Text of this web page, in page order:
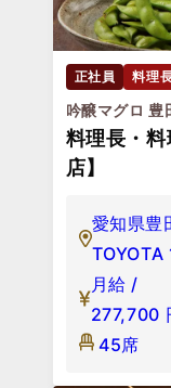
正社員 料理
吟醸マグロ 豊
料理長・料
店】
愛知県豊
TOYOTA
月給 /
277,700
45席